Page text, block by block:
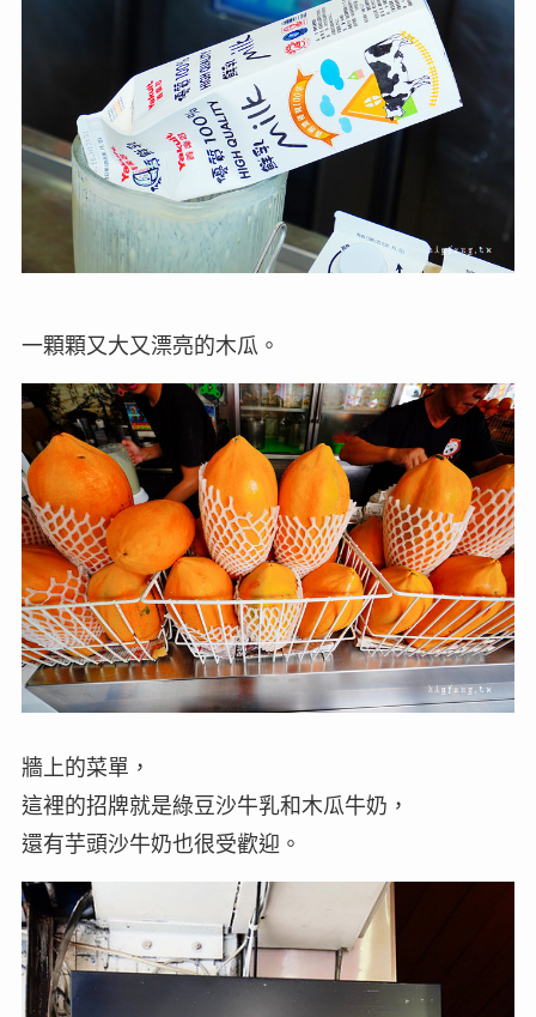
一顆顆又大又漂亮的木瓜。
牆上的菜單，
這裡的招牌就是綠豆沙牛乳和木瓜牛奶，
還有芋頭沙牛奶也很受歡迎。